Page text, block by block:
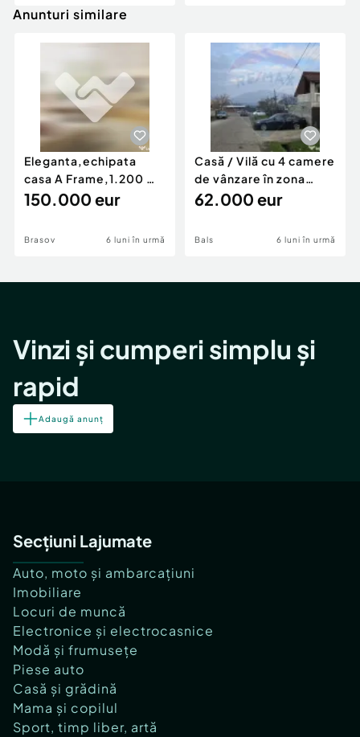
Anunturi similare
Eleganta,echipata
casa A Frame,1.200 mp
teren,deschidere Pia
150.000 eur
Brasov 6 luni în urmă
Casă / Vilă cu 4 camere
de vânzare în zona
Periferie
62.000 eur
Bals 6 luni în urmă
Vinzi și cumperi simplu și
rapid
Adaugă anunț
Secțiuni Lajumate
Auto, moto și ambarcațiuni
Imobiliare
Locuri de muncă
Electronice și electrocasnice
Modă și frumusețe
Piese auto
Casă și grădină
Mama și copilul
Sport, timp liber, artă